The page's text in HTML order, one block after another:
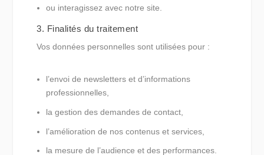
ou interagissez avec notre site.
3. Finalités du traitement
Vos données personnelles sont utilisées pour :
l’envoi de newsletters et d’informations
professionnelles,
la gestion des demandes de contact,
l’amélioration de nos contenus et services,
la mesure de l’audience et des performances.